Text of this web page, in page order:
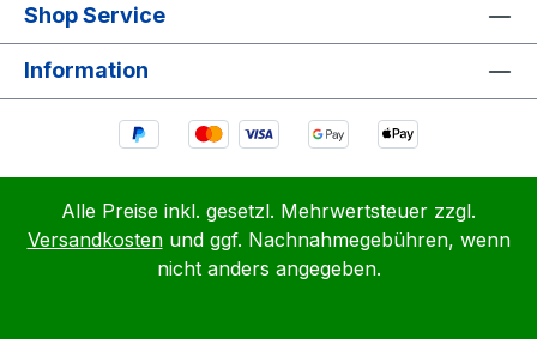
Shop Service
Information
Alle Preise inkl. gesetzl. Mehrwertsteuer zzgl.
Versandkostenund ggf. Nachnahmegebühren, wenn
nicht anders angegeben.